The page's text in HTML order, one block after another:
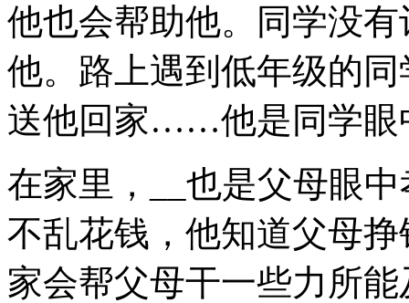
他也会帮助他。同学没
他。路上遇到低年级的
送他回家……他是同学眼
在家里，__也是父母眼
不乱花钱，他知道父母
家会帮父母干一些力所